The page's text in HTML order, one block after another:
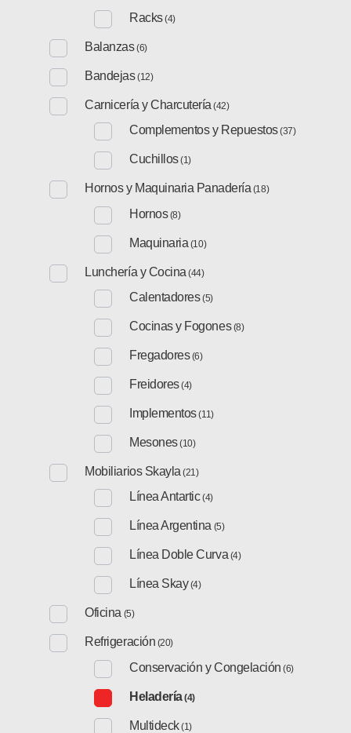
Racks(4)
Balanzas(6)
Bandejas(12)
Carnicería y Charcutería (42)
Complementos y Repuestos(37)
Cuchillos(1)
Hornos y Maquinaria Panadería (18)
Hornos(8)
Maquinaria (10)
Lunchería y Cocina (44)
Calentadores(5)
Cocinas y Fogones (8)
Fregadores(6)
Freidores(4)
Implementos(11)
Mesones(10)
Mobiliarios Skayla (21)
Línea Antartic(4)
Línea Argentina (5)
Línea Doble Curva (4)
Línea Skay(4)
Oficina (5)
Refrigeración (20)
Conservación y Congelación (6)
Heladería(4)
Multideck(1)